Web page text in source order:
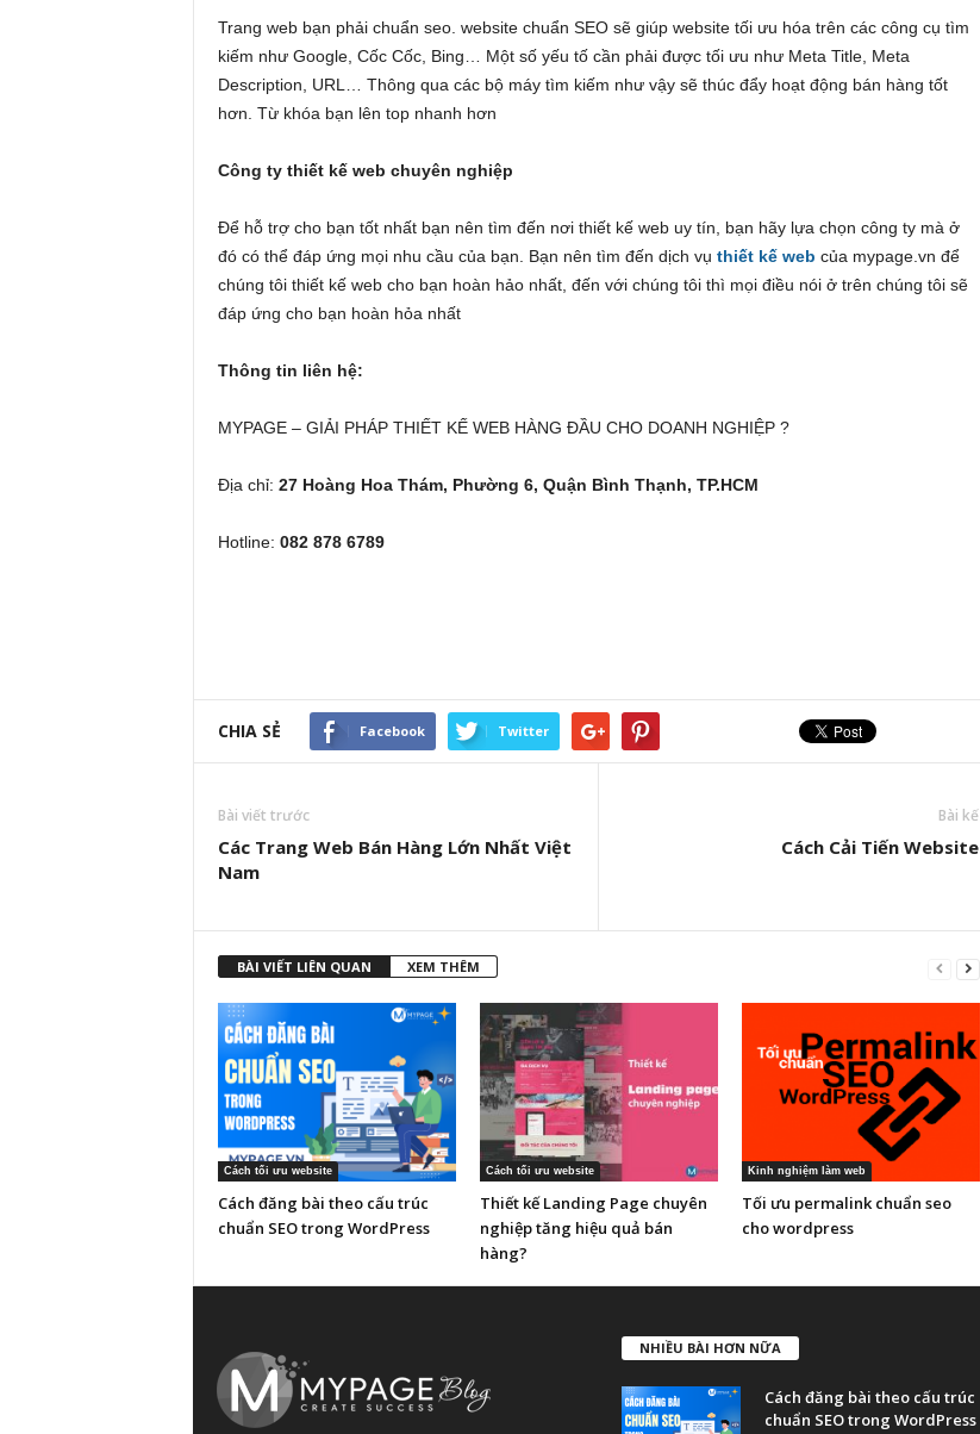
Trang web bạn phải chuẩn seo. website chuẩn SEO sẽ giúp website tối ưu hóa trên các công cụ tìm
kiếm như Google, Cốc Cốc, Bing… Một số yếu tố cần phải được tối ưu như Meta Title, Meta
Description, URL… Thông qua các bộ máy tìm kiếm như vậy sẽ thúc đẩy hoạt động bán hàng tốt
hơn. Từ khóa bạn lên top nhanh hơn
Công ty thiết kế web chuyên nghiệp
Để hỗ trợ cho bạn tốt nhất bạn nên tìm đến nơi thiết kế web uy tín, bạn hãy lựa chọn công ty mà ở
đó có thể đáp ứng mọi nhu cầu của bạn. Bạn nên tìm đến dịch vụ thiết kế web của mypage.vn để
chúng tôi thiết kế web cho bạn hoàn hảo nhất, đến với chúng tôi thì mọi điều nói ở trên chúng tôi sẽ
đáp ứng cho bạn hoàn hỏa nhất
Thông tin liên hệ:
MYPAGE – GIẢI PHÁP THIẾT KẾ WEB HÀNG ĐẦU CHO DOANH NGHIỆP ?
Địa chỉ: 27 Hoàng Hoa Thám, Phường 6, Quận Bình Thạnh, TP.HCM
Hotline: 082 878 6789
CHIA SẺ Facebook Twitter
Bài viết trước
Các Trang Web Bán Hàng Lớn Nhất Việt
Nam
Bài kế
Cách Cải Tiến Website
BÀI VIẾT LIÊN QUAN XEM THÊM
Cách tối ưu website
Cách đăng bài theo cấu trúc
chuẩn SEO trong WordPress
Cách tối ưu website
Thiết kế Landing Page chuyên
nghiệp tăng hiệu quả bán
hàng?
Kinh nghiệm làm web
Tối ưu permalink chuẩn seo
cho wordpress
NHIỀU BÀI HƠN NỮA
Cách đăng bài theo cấu trúc
chuẩn SEO trong WordPress